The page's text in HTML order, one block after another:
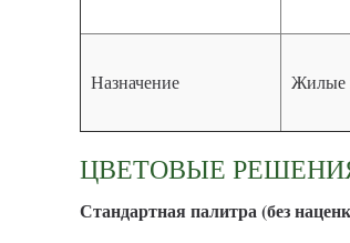
Назначение Жилые
ЦВЕТОВЫЕ
Стандартная палитра (без